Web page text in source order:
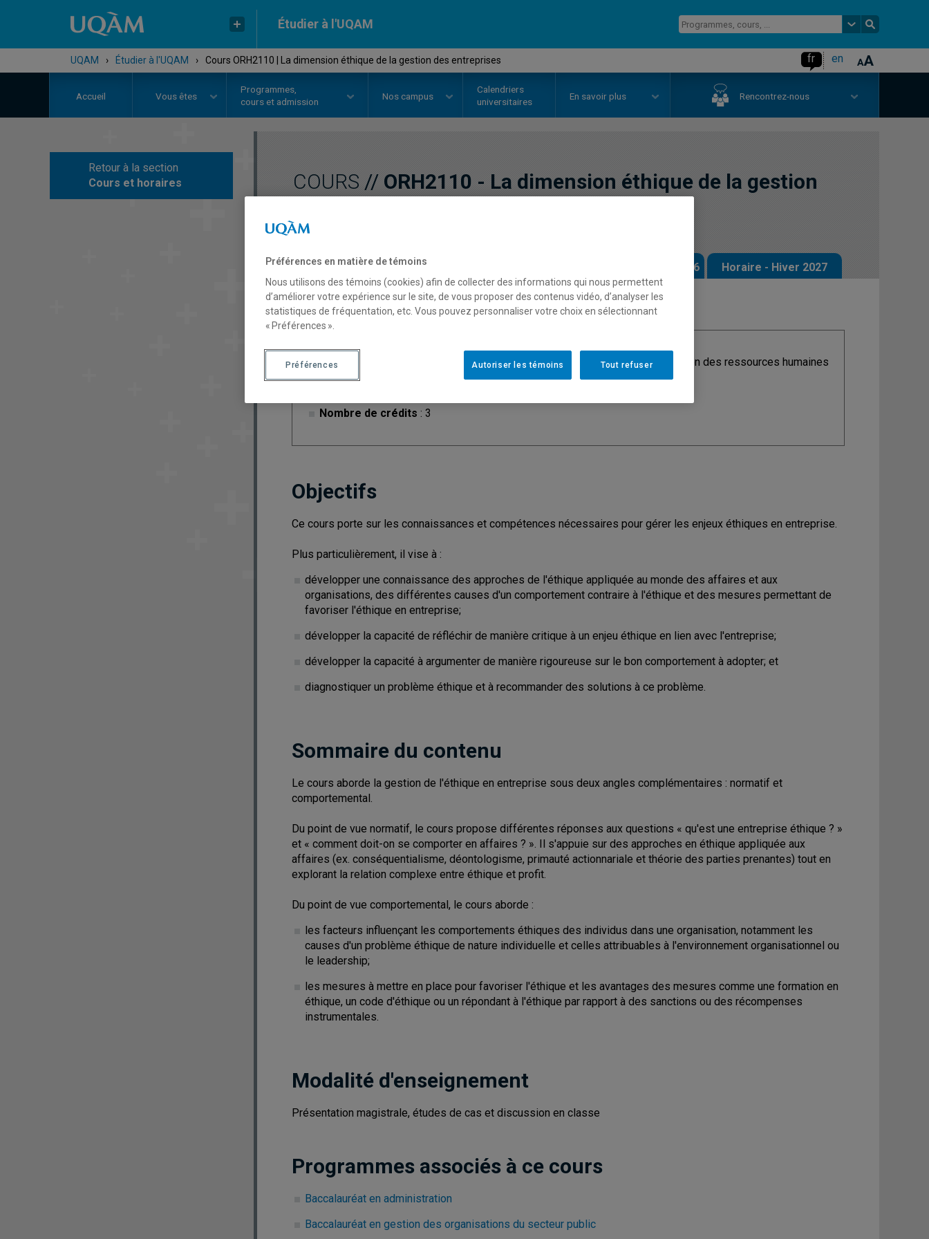
Étudier à l'UQAM
UQAM › Étudier à l'UQAM › Cours ORH2110 | La dimension éthique de la gestion des entreprises fr en
Accueil Vous êtes
Programmes,
cours et admission
Nos campus
Calendriers
universitaires
En savoir plus Rencontrez-nous
Retour à la section
Cours et horaires
COURS // ORH2110 - La dimension éthique de la gestion
Description Horaire - Automne 2026 Horaire - Hiver 2027
Cycle
Nombre de crédits : 3
Discipline: Organisation des ressources humaines
Objectifs
Ce cours porte sur les connaissances et compétences nécessaires pour gérer les enjeux éthiques en entreprise.
Plus particulièrement, il vise à :
développer une connaissance des approches de l'éthique appliquée au monde des affaires et aux
organisations, des différentes causes d'un comportement contraire à l'éthique et des mesures permettant de
favoriser l'éthique en entreprise;
développer la capacité de réfléchir de manière critique à un enjeu éthique en lien avec l'entreprise;
développer la capacité à argumenter de manière rigoureuse sur le bon comportement à adopter; et
diagnostiquer un problème éthique et à recommander des solutions à ce problème.
Sommaire du contenu
Le cours aborde la gestion de l'éthique en entreprise sous deux angles complémentaires : normatif et
comportemental.
Du point de vue normatif, le cours propose différentes réponses aux questions « qu'est une entreprise éthique ? »
et « comment doit-on se comporter en affaires ? ». Il s'appuie sur des approches en éthique appliquée aux
affaires (ex. conséquentialisme, déontologisme, primauté actionnariale et théorie des parties prenantes) tout en
explorant la relation complexe entre éthique et profit.
Du point de vue comportemental, le cours aborde :
les facteurs influençant les comportements éthiques des individus dans une organisation, notamment les
causes d'un problème éthique de nature individuelle et celles attribuables à l'environnement organisationnel ou
le leadership;
les mesures à mettre en place pour favoriser l'éthique et les avantages des mesures comme une formation en
éthique, un code d'éthique ou un répondant à l'éthique par rapport à des sanctions ou des récompenses
instrumentales.
Modalité d'enseignement
Présentation magistrale, études de cas et discussion en classe
Programmes associés à ce cours
Baccalauréat en administration
Baccalauréat en gestion des organisations du secteur public
Préférences en matière de témoins
Nous utilisons des témoins (cookies) afin de collecter des informations qui nous permettent
d’améliorer votre expérience sur le site, de vous proposer des contenus vidéo, d’analyser les
statistiques de fréquentation, etc. Vous pouvez personnaliser votre choix en sélectionnant
« Préférences ».
Tout refuser
Autoriser les témoins
Préférences